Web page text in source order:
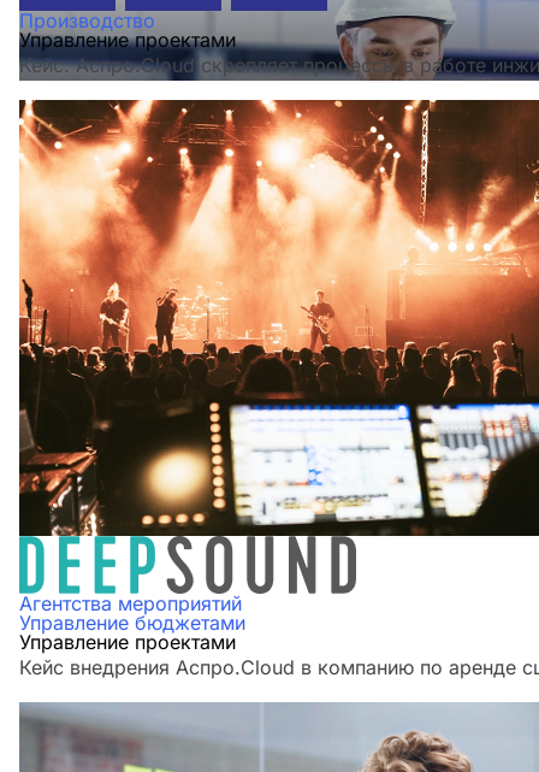
Производство
Управление проектами
Кейс: Аспро.Cloud скрепляет процессы в работе
Агентства мероприятий
Управление бюджетами
Управление проектами
Кейс внедрения Аспро.Cloud в компанию по аренде